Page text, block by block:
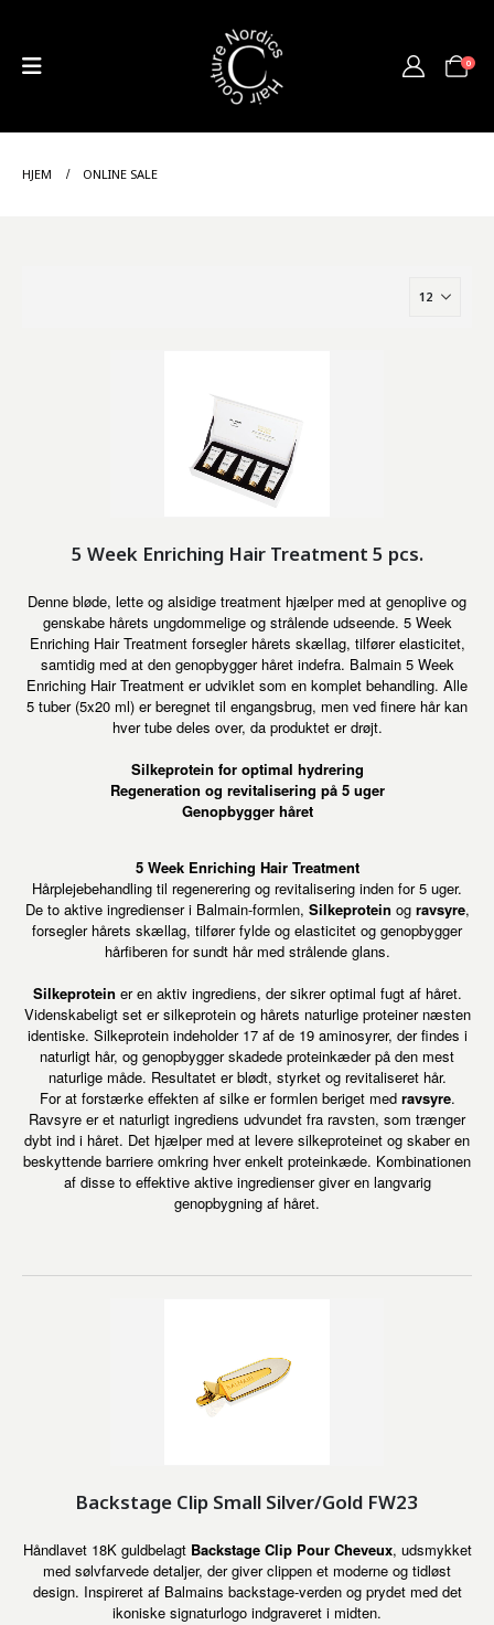
0
HJEM ONLINE SALE
5 Week Enriching Hair Treatment 5 pcs.
Denne bløde, lette og alsidige treatment hjælper med at genoplive og
genskabe hårets ungdommelige og strålende udseende. 5 Week
Enriching Hair Treatment forsegler hårets skællag, tilfører elasticitet,
samtidig med at den genopbygger håret indefra. Balmain 5 Week
Enriching Hair Treatment er udviklet som en komplet behandling. Alle
5 tuber (5x20 ml) er beregnet til engangsbrug, men ved finere hår kan
hver tube deles over, da produktet er drøjt.
Silkeprotein for optimal hydrering
Regeneration og revitalisering på 5 uger
Genopbygger håret
5 Week Enriching Hair Treatment
Hårplejebehandling til regenerering og revitalisering inden for 5 uger.
De to aktive ingredienser i Balmain-formlen, Silkeprotein og ravsyre,
forsegler hårets skællag, tilfører fylde og elasticitet og genopbygger
hårfiberen for sundt hår med strålende glans.
Silkeprotein er en aktiv ingrediens, der sikrer optimal fugt af håret.
Videnskabeligt set er silkeprotein og hårets naturlige proteiner næsten
identiske. Silkeprotein indeholder 17 af de 19 aminosyrer, der findes i
naturligt hår, og genopbygger skadede proteinkæder på den mest
naturlige måde. Resultatet er blødt, styrket og revitaliseret hår.
For at forstærke effekten af silke er formlen beriget med ravsyre.
Ravsyre er et naturligt ingrediens udvundet fra ravsten, som trænger
dybt ind i håret. Det hjælper med at levere silkeproteinet og skaber en
beskyttende barriere omkring hver enkelt proteinkæde. Kombinationen
af disse to effektive aktive ingredienser giver en langvarig
genopbygning af håret.
Backstage Clip Small Silver/Gold FW23
Håndlavet 18K guldbelagt Backstage Clip Pour Cheveux, udsmykket
med sølvfarvede detaljer, der giver clippen et moderne og tidløst
design. Inspireret af Balmains backstage-verden og prydet med det
ikoniske signaturlogo indgraveret i midten.